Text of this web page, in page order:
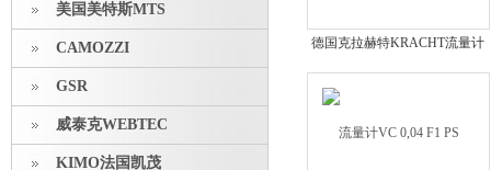
美国美特斯MTS
CAMOZZI
GSR
威泰克WEBTEC
KIMO法国凯茂
德国克拉赫特KRACHT流量计
VC 0,04 F1 PS